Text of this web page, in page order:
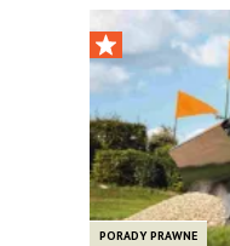
PORADY PRAWNE